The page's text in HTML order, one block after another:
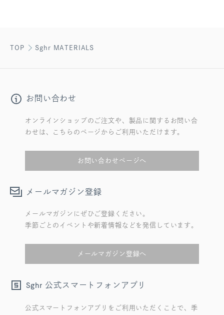
TOP Sghr MATERIALS
お問い合わせ
オンラインショップのご注文や、製品に関するお問い合
わせは、こちらのページからご利用いただけます。
お問い合わせページへ
メールマガジン登録
メールマガジンにぜひご登録ください。
季節ごとのイベントや新着情報などを発信しています。
メールマガジン登録へ
Sghr 公式スマートフォンアプリ
公式スマートフォンアプリをご利用いただくことで、季